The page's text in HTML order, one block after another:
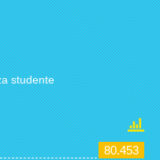
studente
80.453